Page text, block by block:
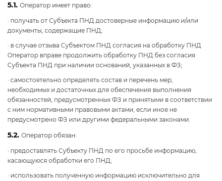
5.1. Оператор имеет право:
· получать от Субъекта ПНД достоверные информацию и/или
документы, содержащие ПНД;
· в случае отзыва Субъектом ПНД согласия на обработку ПНД
Оператор вправе продолжить обработку ПНД без согласия
Субъекта ПНД при наличии оснований, указанных в ФЗ;
· самостоятельно определять состав и перечень мер,
необходимых и достаточных для обеспечения выполнения
обязанностей, предусмотренных ФЗ и принятыми в соответствии
с ним нормативными правовыми актами, если иное не
предусмотрено ФЗ или другими федеральными законами.
5.2. Оператор обязан:
· предоставлять Субъекту ПНД по его просьбе информацию,
касающуюся обработки его ПНД;
· использовать полученную информацию исключительно для